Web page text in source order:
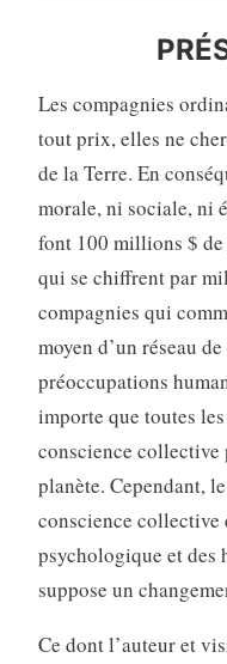
Les compagnies
tout prix, elles ne
de la Terre. En
morale, ni sociale, ni
font 100 millions $
qui se chiffrent par
compagnies qui
moyen d’un réseau
préoccupations
importe que toutes
conscience collective
planète. Cependant,
conscience collective
psychologique et des
suppose un
Ce dont l’auteur et